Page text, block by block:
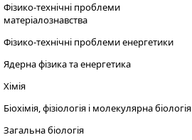
Фізико-технічні проблеми
матеріалознавства
Фізико-технічні проблеми енергетики
Ядерна фізика та енергетика
Хімія
Біохімія, фізіологія і молекулярна біологія
Загальна біологія